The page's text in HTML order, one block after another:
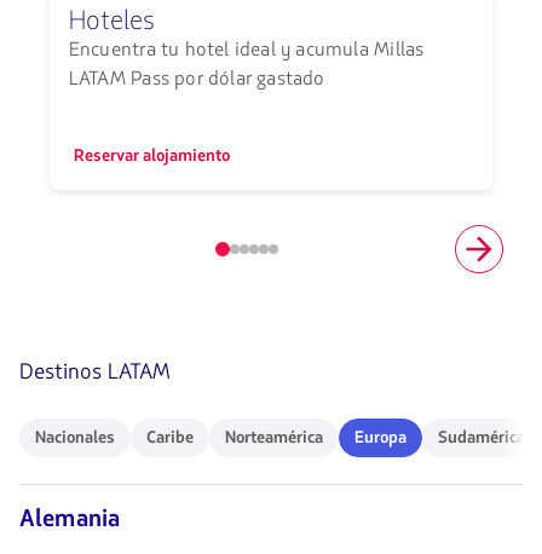
Hoteles
Encuentra tu hotel ideal y acumula Millas
LATAM Pass por dólar gastado
Reservar alojamiento
Elemento
Destinos LATAM
Nacionales
Nacionales Caribe
Caribe Norteamérica
Norteamérica Europa
Europa Sudamérica
Sudamérica
Alemania